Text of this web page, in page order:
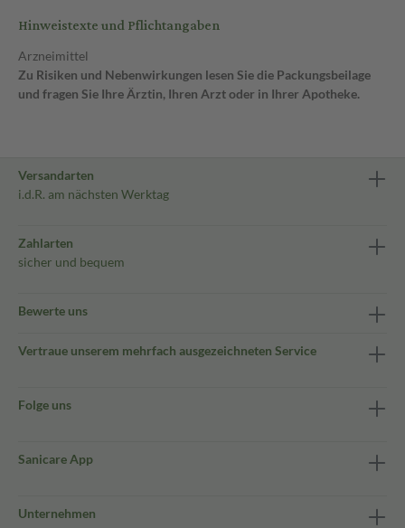
Hinweistexte und Pflichtangaben
Arzneimittel
Zu Risiken und Nebenwirkungen lesen Sie die Packungsbeilage
und fragen Sie Ihre Ärztin, Ihren Arzt oder in Ihrer Apotheke.
Versandarten
i.d.R. am nächsten Werktag
Zahlarten
sicher und bequem
Bewerte uns
Vertraue unserem mehrfach ausgezeichneten Service
Folge uns
Sanicare App
Unternehmen